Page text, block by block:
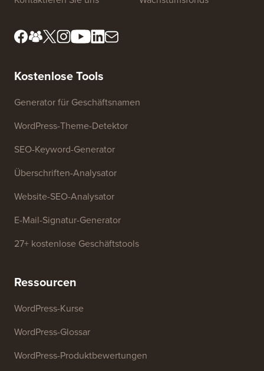
Kostenlose Tools
Generator für Geschäftsnamen
WordPress-Theme-Detektor
SEO-Keyword-Generator
Überschriften-Analysator
Website-SEO-Analysator
E-Mail-Signatur-Generator
27+ kostenlose Geschäftstools
Ressourcen
WordPress-Kurse
WordPress-Glossar
WordPress-Produktbewertungen